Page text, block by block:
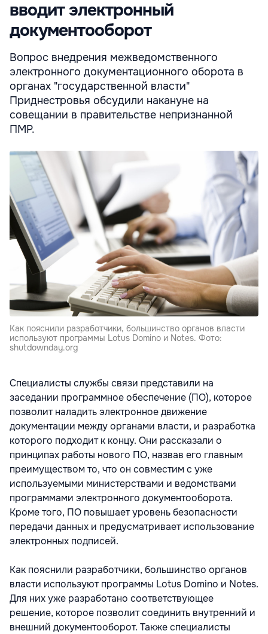
вводит электронный
документооборот
Вопрос внедрения межведомственного
электронного документационного оборота в
органах "государственной власти"
Приднестровья обсудили накануне на
совещании в правительстве непризнанной
ПМР.
Как пояснили разработчики, большинство органов власти
используют программы Lotus Domino и Notes. Фото:
shutdownday.org
Специалисты службы связи представили на
заседании программное обеспечение (ПО), которое
позволит наладить электронное движение
документации между органами власти, и разработка
которого подходит к концу. Они рассказали о
принципах работы нового ПО, назвав его главным
преимуществом то, что он совместим с уже
используемыми министерствами и ведомствами
программами электронного документооборота.
Кроме того, ПО повышает уровень безопасности
передачи данных и предусматривает использование
электронных подписей.
Как пояснили разработчики, большинство органов
власти используют программы Lotus Domino и Notes.
Для них уже разработано соответствующее
решение, которое позволит соединить внутренний и
внешний документооборот. Также специалисты